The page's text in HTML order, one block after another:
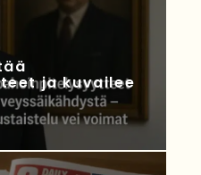
ja kuvailee